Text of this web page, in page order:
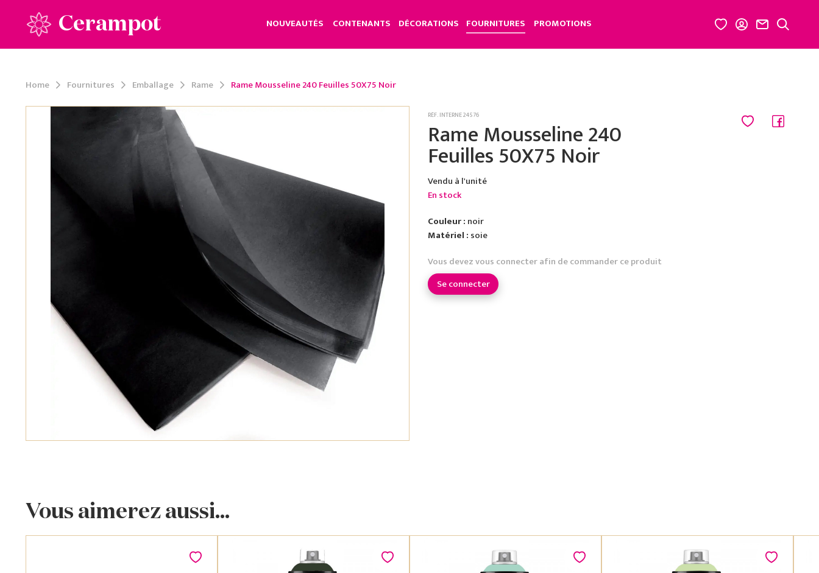
Cerampot NOUVEAUTÉS CONTENANTS DÉCORATIONS FOURNITURES PROMOTIONS
Home Fournitures Emballage Rame Rame Mousseline 240 Feuilles 50X75 Noir
RÉF. INTERNE 24576
Rame Mousseline 240
Feuilles 50X75 Noir
Vendu à l'unité
En stock
Couleur : noir
Matériel : soie
Vous devez vous connecter afin de commander ce produit
Se connecter
Vous aimerez aussi...